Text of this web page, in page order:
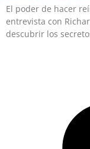
El poder de hacer
entrevista con
descubrir los